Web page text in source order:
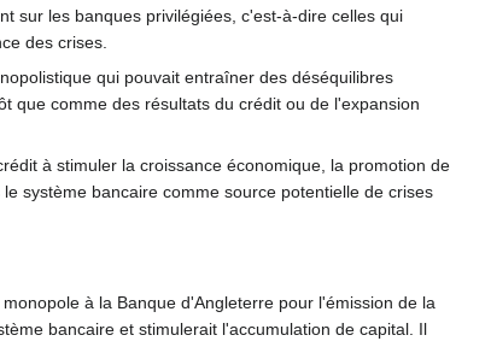
sur les banques privilégiées, c'est-à-dire celles qui
des crises.
qui pouvait entraîner des déséquilibres
que comme des résultats du crédit ou de l'expansion
à stimuler la croissance économique, la promotion de
système bancaire comme source potentielle de crises
à la Banque d'Angleterre pour l'émission de la
bancaire et stimulerait l'accumulation de capital. Il